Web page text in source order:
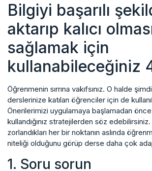
Bilgiyi başarılı
aktarıp kalıcı
sağlamak için
kullanabileceğiniz
Öğrenmenin sırrına vakıfsınız. O halde şimdi
derslerinize katılan öğrenciler için de
Önerilerimizi uygulamaya başlamadan
kullandığınız stratejilerden söz
zorlandıkları her bir noktanın aslında
niteliği olduğunu görüp derse daha çok
1. Soru sorun